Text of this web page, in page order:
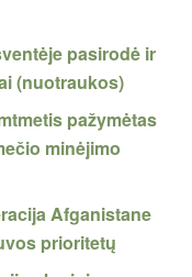
pasirodė ir
(nuotraukos)
pažymėtas
minėjimo
Afganistane
prioritetų